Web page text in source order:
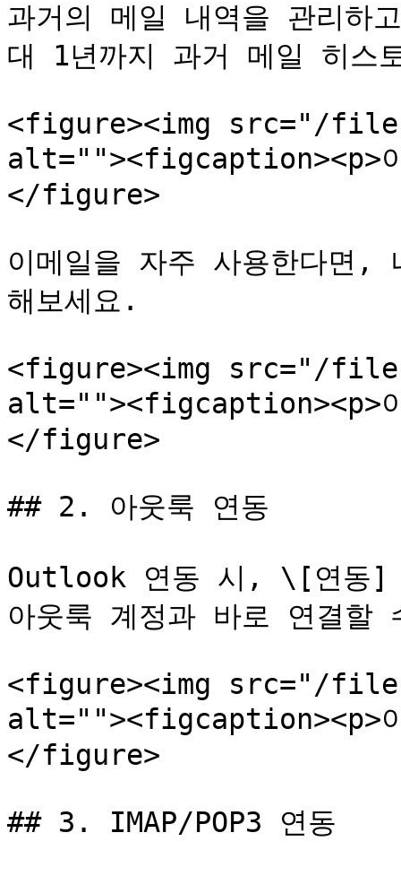
과거의 메일 내역을 관리하
대 1년까지 과거 메일 히스
<figure><img src="/
alt=""><figcaption><p>
</figure>
이메일을 자주 사용한다면,
해보세요.
<figure><img src="/files/
alt=""><figcaption><p>
</figure>
## 2. 아웃룩 연동
Outlook 연동 시, \[연동]
아웃룩 계정과 바로 연결할
<figure><img src="/files/
alt=""><figcaption><p>
</figure>
## 3. IMAP/POP3 연동